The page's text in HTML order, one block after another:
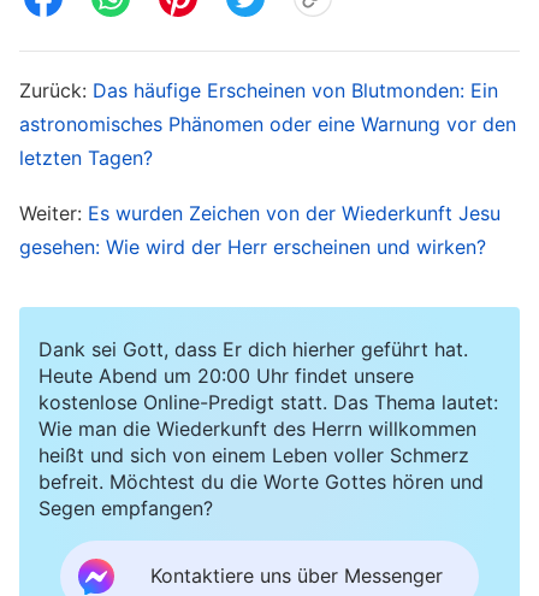
willkommen und wohnten dem Festmahl im
glauben Folgendes: Solange wir beständig die
Heilige Schrift lesen, an Versammlungen
teilnehmen, das Werk des Herrn gewissenhaft
ausführen und wachsam warten, bedeute dies,
dass wir Lampenöl vorbereitet haben und weise
Wir praktizieren schon seit vielen Jahren auf
diese Weise, und jetzt sind alle möglichen
Katastrophen eingetroffen, und trotzdem haben
wir den Herrn noch nicht willkommen geheißen.
Das lässt uns keine andere Wahl, als darüber
nachzudenken und uns zu fragen: Bedeutet das
Zurück: Das häufige Erscheinen von Blutmonden: Ein
astronomisches Phänomen oder eine Warnung vor den
letzten Tagen?
Weiter: Es wurden Zeichen von der Wiederkunft Jesu
gesehen: Wie wird der Herr erscheinen und wirken?
Dank sei Gott, dass Er dich hierher geführt hat.
Heute Abend um 20:00 Uhr findet unsere
kostenlose Online-Predigt statt. Das Thema lautet:
Wie man die Wiederkunft des Herrn willkommen
heißt und sich von einem Leben voller Schmerz
befreit. Möchtest du die Worte Gottes hören und
Segen empfangen?
Kontaktiere uns über Messenger